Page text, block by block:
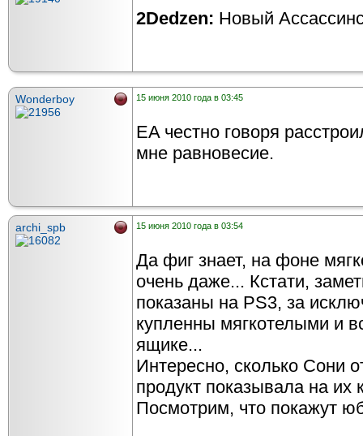
2Dedzen: Новый
Wonderboy 15 июня 2010 года в 03:45
EA честно говоря
мне равновесие.
archi_spb 15 июня 2010 года в 03:54
Да фиг знает, на фоне
очень даже... Кстати,
показаны на PS3, за
купленны мягкотелыми и
ящике...
Интересно, сколько Сони
продукт показывала на их
Посмотрим, что покажут